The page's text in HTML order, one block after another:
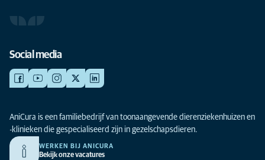
Social media
AniCura is een familiebedrijf van toonaangevende dierenziekenhuizen en
-klinieken die gespecialiseerd zijn in gezelschapsdieren.
WERKEN BIJ ANICURA
Bekijk onze vacatures